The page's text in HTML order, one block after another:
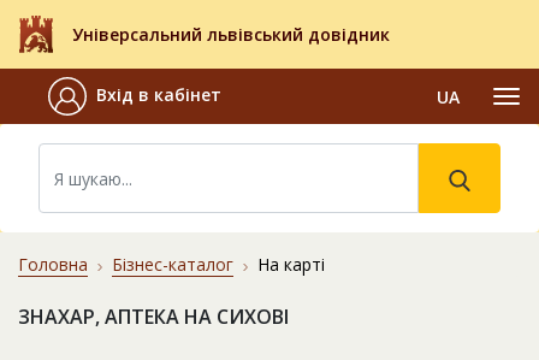
Універсальний львівський довідник
Вхід в кабінет UA
Головна Бізнес-каталог На карті
ЗНАХАР, АПТЕКА НА СИХОВІ